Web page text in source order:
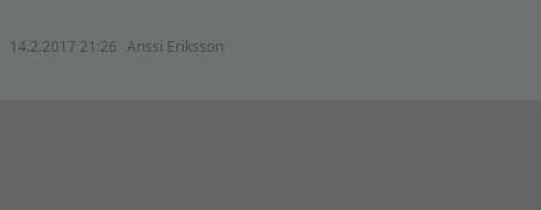
14.2.2017 21:26 Anssi Eriksson